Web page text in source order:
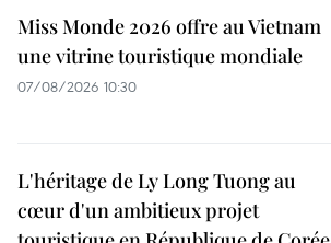
Miss Monde 2026 offre au Vietnam
une vitrine touristique mondiale
07/08/2026 10:30
L'héritage de Ly Long Tuong au
cœur d'un ambitieux projet